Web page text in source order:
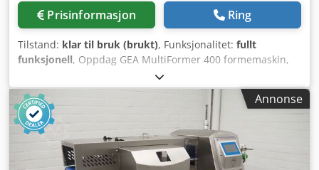
Prisinformasjon Ring
Tilstand: klar til bruk (brukt), Funksjonalitet: fullt
funksjonell, Oppdag GEA MultiFormer 400 formemaskin,
en innovativ løsning for å forme ulike porsjoner basert på
kjøtt, fisk eller til og med grønnsaker. Denne
formemaskinen gir deg mulighet til å produsere både flate
og tredimensjonale produkter på kort tid, noe som
vesentlig øker produksjonshastigheten. I tillegg forenkler
det brukervennlige verktøybyttet rask overgang mellom
ulike oppskrifter, slik at du sparer tid samtidig som
Annonse